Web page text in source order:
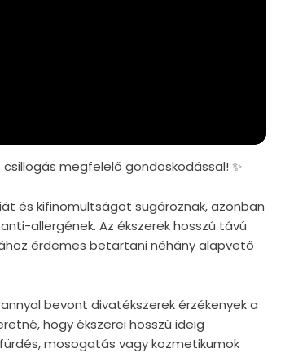
megfelelő gondoskodással! ✨
és kifinomultságot sugároznak, azonban
allergének. Az ékszerek hosszú távú
érdemes betartani néhány alapvető
bevont divatékszerek érzékenyek a
hogy ékszerei hosszú ideig
mosogatás vagy kozmetikumok